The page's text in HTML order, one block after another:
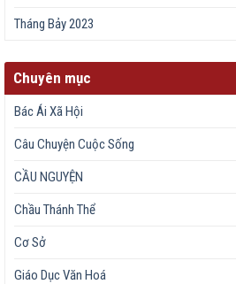
Tháng Bảy 2023
Chuyên mục
Bác Ái Xã Hội
Câu Chuyện Cuộc Sống
CẦU NGUYỆN
Chầu Thánh Thể
Cơ Sở
Giáo Dục Văn Hoá